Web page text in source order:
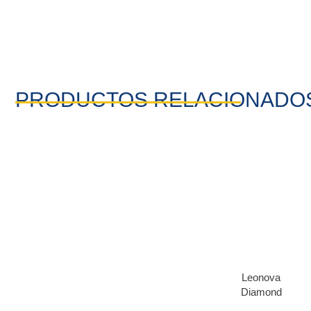
PRODUCTOS
Leonova
Diamond